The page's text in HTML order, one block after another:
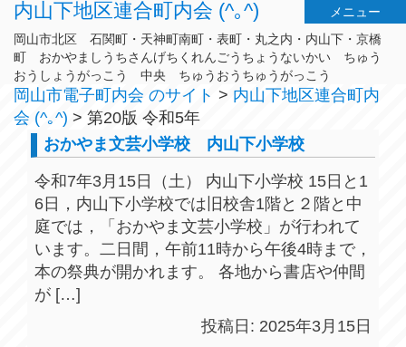
内山下地区連合町内会 (^｡^)
メニュー
岡山市北区 石関町・天神町南町・表町・丸之内・内山下・京橋
町 おかやましうちさんげちくれんごうちょうないかい ちゅう
おうしょうがっこう 中央 ちゅうおうちゅうがっこう
岡山市電子町内会 のサイト > 内山下地区連合町内
会 (^｡^) > 第20版 令和5年
おかやま文芸小学校 内山下小学校
令和7年3月15日（土） 内山下小学校 15日と1
6日，内山下小学校では旧校舎1階と２階と中
庭では，「おかやま文芸小学校」が行われて
います。二日間，午前11時から午後4時まで，
本の祭典が開かれます。 各地から書店や仲間
が […]
投稿日: 2025年3月15日